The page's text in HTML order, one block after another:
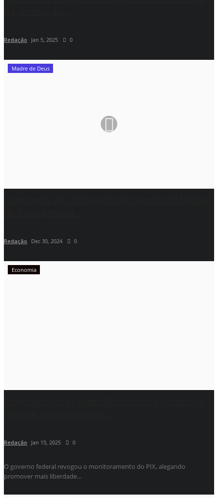
Redação Jan 5, 2025 0
Madre de Deus
Redação Dec 30, 2024 0
Economia
Redação Jan 15, 2025 0
O governo federal revogou o monitoramento do PIX, alegando
promover mais liberdade...